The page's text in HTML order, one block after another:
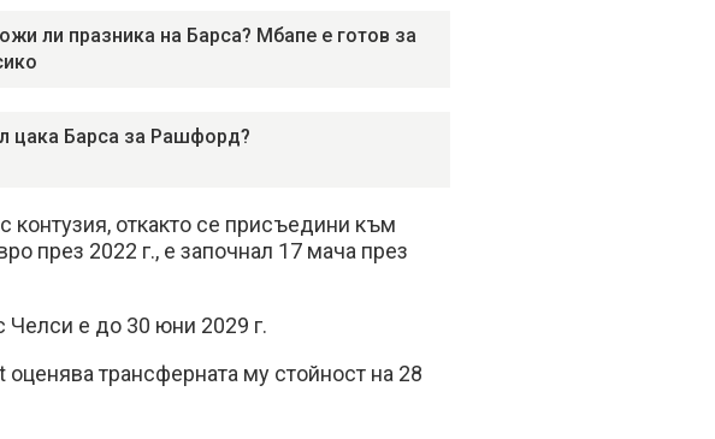
ли празника на Барса? Мбапе е готов за
цака Барса за Рашфорд?
контузия, откакто се присъедини към
през 2022 г., е започнал 17 мача през
е до 30 юни 2029 г.
трансферната му стойност на 28